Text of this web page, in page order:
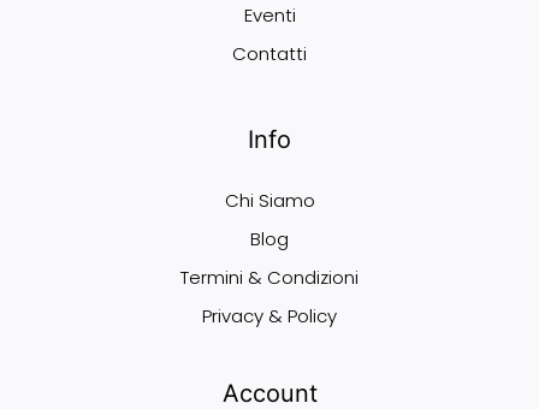
Eventi
Contatti
Info
Chi Siamo
Blog
Termini & Condizioni
Privacy & Policy
Account